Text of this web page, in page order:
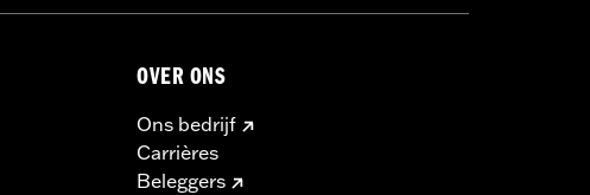
OVER ONS
Ons bedrijf
Carrières
Beleggers